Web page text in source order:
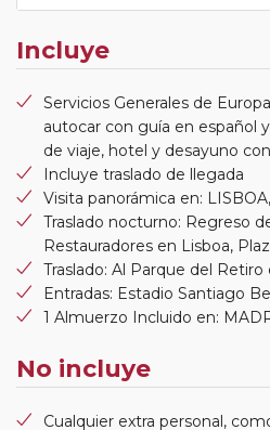
Incluye
Servicios Generales de
autocar con guía en español
de viaje, hotel y desayuno
Incluye traslado de llegada
Visita panorámica en:
Traslado nocturno: Regreso
Restauradores en Lisboa,
Traslado: Al Parque del Retiro
Entradas: Estadio Santiago
1 Almuerzo Incluido en:
No incluye
Cualquier extra personal,